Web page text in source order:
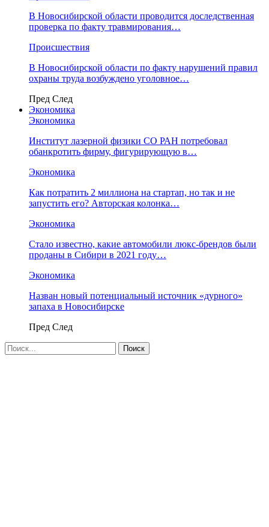
В Новосибирской области проводится доследственная
проверка по факту травмирования…
Происшествия
В Новосибирской области по факту нарушений правил
охраны труда возбуждено уголовное…
Пред След
Экономика
Экономика
Институт лазерной физики СО РАН потребовал
обанкротить фирму, фигурирующую в…
Экономика
Как потратить 2 миллиона на стартап, но так и не
запустить его? Авторская колонка…
Экономика
Стало известно, какие автомобили люкс-брендов были
проданы в Сибири в 2021 году…
Экономика
Назван новый потенциальный источник «дурного»
запаха в Новосибирске
Пред След